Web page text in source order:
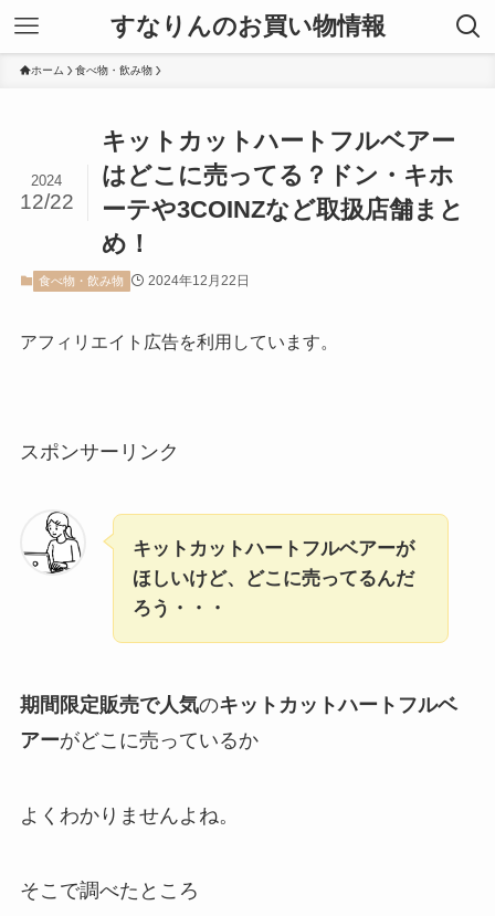
すなりんのお買い物情報
ホーム 食べ物・飲み物
キットカットハートフルベアー
はどこに売ってる？ドン・キホ
ーテや3COINZなど取扱店舗まと
め！
2024
12/22
食べ物・飲み物 2024年12月22日
アフィリエイト広告を利用しています。
スポンサーリンク
キットカットハートフルベアーが
ほしいけど、どこに売ってるんだ
ろう・・・
期間限定販売で人気のキットカットハートフルベ
アーがどこに売っているか
よくわかりませんよね。
そこで調べたところ